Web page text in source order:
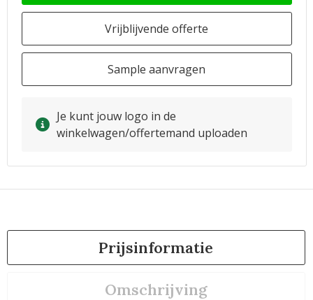
Vrijblijvende offerte
Sample aanvragen
Je kunt jouw logo in de
winkelwagen/offertemand uploaden
Prijsinformatie
Omschrijving